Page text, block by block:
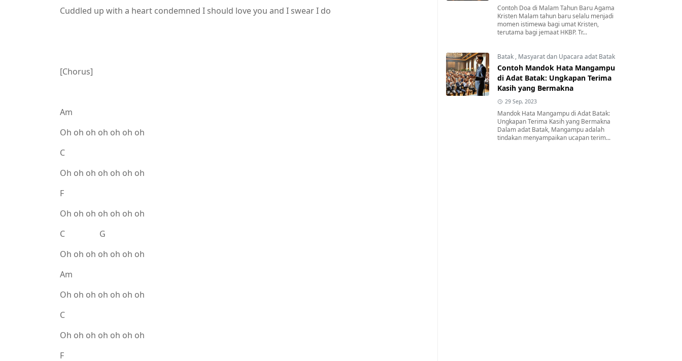
Cuddled up with a heart condemned I should love you and I swear I do
[Chorus]
Am
Oh oh oh oh oh oh oh
C
Oh oh oh oh oh oh oh
F
Oh oh oh oh oh oh oh
C G
Oh oh oh oh oh oh oh
Am
Oh oh oh oh oh oh oh
C
Oh oh oh oh oh oh oh
F
Contoh Doa di Malam Tahun Baru Agama
Kristen Malam tahun baru selalu menjadi
momen istimewa bagi umat Kristen,
terutama bagi jemaat HKBP. Tr...
Batak , Masyarat dan Upacara adat Batak
Contoh Mandok Hata Mangampu
di Adat Batak: Ungkapan Terima
Kasih yang Bermakna
29 Sep, 2023
Mandok Hata Mangampu di Adat Batak:
Ungkapan Terima Kasih yang Bermakna
Dalam adat Batak, Mangampu adalah
tindakan menyampaikan ucapan terim...